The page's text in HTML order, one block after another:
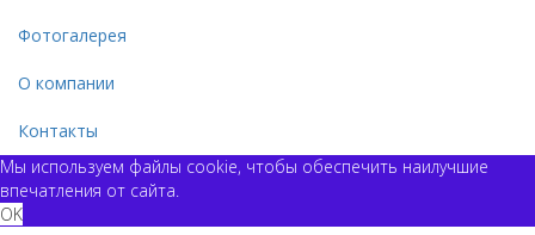
Фотогалерея
О компании
Контакты
Мы используем файлы cookie, чтобы обеспечить наилучшие
впечатления от сайта.
OK